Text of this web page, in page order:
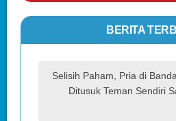
BERITA
Selisih Paham, Pria di
Ditusuk Teman Sendiri